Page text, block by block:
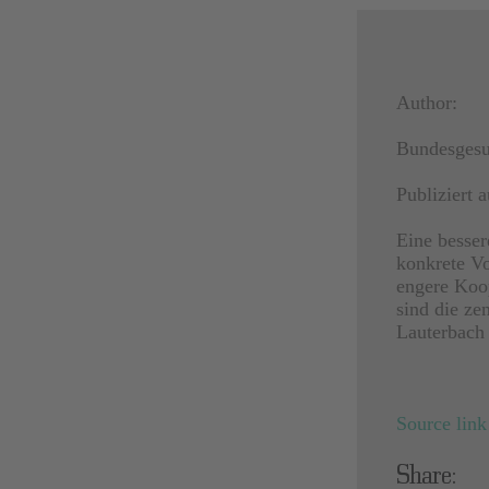
Author:
Publiziert
Eine
konkrete
engere
sind die
Source link
Share: